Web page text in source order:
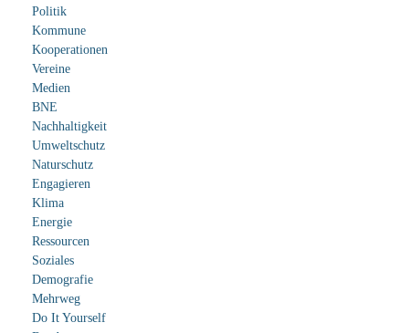
Politik
Kommune
Kooperationen
Vereine
Medien
BNE
Nachhaltigkeit
Umweltschutz
Naturschutz
Engagieren
Klima
Energie
Ressourcen
Soziales
Demografie
Mehrweg
Do It Yourself